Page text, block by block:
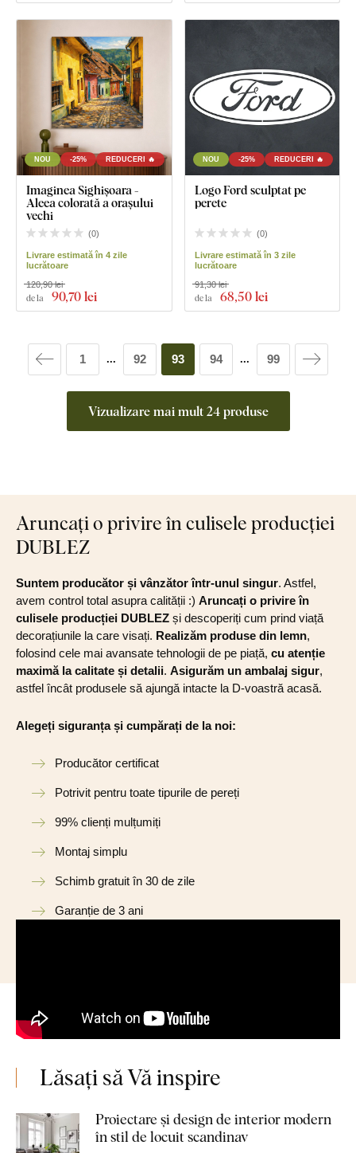
NOU -25% REDUCERI 🔥
Imaginea Sighișoara -
Aleea colorată a orașului
vechi
(0)
Livrare estimată în 4 zile
lucrătoare
de la 90,70 lei
120,90 lei
NOU -25% REDUCERI 🔥
Logo Ford sculptat pe
perete
(0)
Livrare estimată în 3 zile
lucrătoare
de la 68,50 lei
91,30 lei
Vizualizare mai mult 24 produse
1 ... 92 93 94 ... 99
Aruncați o privire în culisele producției
DUBLEZ
Suntem producător și vânzător într-unul singur. Astfel,
avem control total asupra calității :) Aruncați o privire în
culisele producției DUBLEZ și descoperiți cum prind viață
decorațiunile la care visați. Realizăm produse din lemn,
folosind cele mai avansate tehnologii de pe piață, cu atenție
maximă la calitate și detalii. Asigurăm un ambalaj sigur,
astfel încât produsele să ajungă intacte la D-voastră acasă.
Alegeți siguranța și cumpărați de la noi:
Producător certificat
Potrivit pentru toate tipurile de pereți
99% clienți mulțumiți
Montaj simplu
Schimb gratuit în 30 de zile
Garanție de 3 ani
Lăsați să Vă inspire
Proiectare și design de interior modern
în stil de locuit scandinav